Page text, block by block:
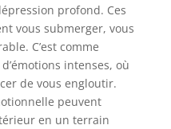
profond. Ces
vous submerger, vous
C’est comme
intenses, où
de vous engloutir.
peuvent
en un terrain